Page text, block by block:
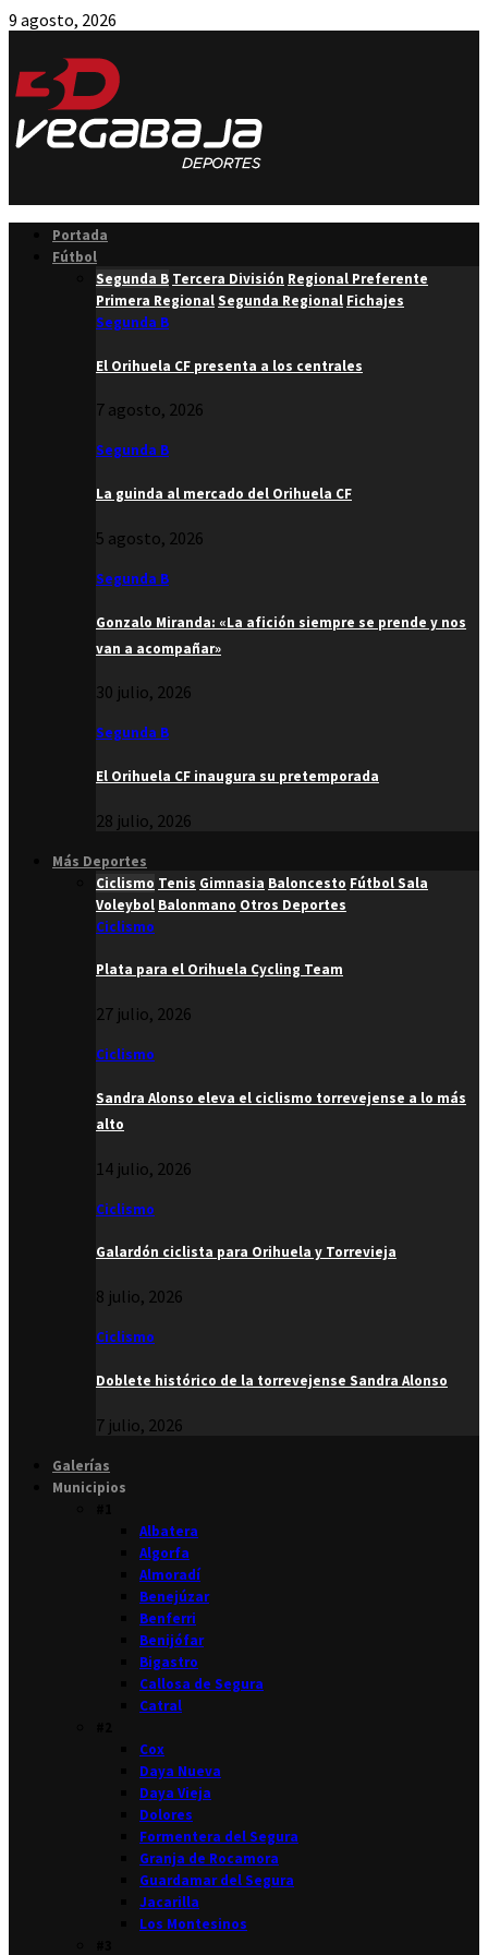
9 agosto, 2026
Portada
Fútbol
Segunda B Tercera División Regional Preferente
Primera RegionalSegunda Regional Fichajes
Segunda B
El Orihuela CF presenta a los centrales
7 agosto, 2026
Segunda B
La guinda al mercado del Orihuela CF
5 agosto, 2026
Segunda B
Gonzalo Miranda: «La afición siempre se prende y nos
van a acompañar»
30 julio, 2026
Segunda B
El Orihuela CF inaugura su pretemporada
28 julio, 2026
Más Deportes
Ciclismo Tenis Gimnasia Baloncesto Fútbol Sala
Voleybol Balonmano Otros Deportes
Ciclismo
Plata para el Orihuela Cycling Team
27 julio, 2026
Ciclismo
Sandra Alonso eleva el ciclismo torrevejense a lo más
alto
14 julio, 2026
Ciclismo
Galardón ciclista para Orihuela y Torrevieja
8 julio, 2026
Ciclismo
Doblete histórico de la torrevejense Sandra Alonso
7 julio, 2026
Galerías
Municipios
Albatera
Algorfa
Almoradí
Benejúzar
Benferri
Benijófar
Bigastro
Callosa de Segura
Catral
Cox
Daya Nueva
Daya Vieja
Dolores
Formentera del Segura
Granja de Rocamora
Guardamar del Segura
Jacarilla
Los Montesinos